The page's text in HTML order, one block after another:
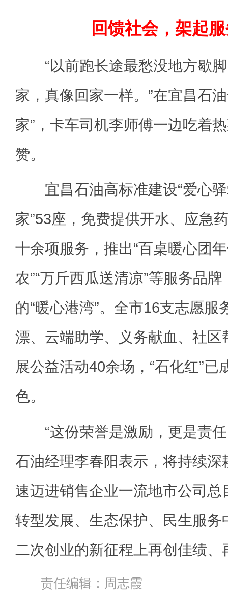
回馈社会，架起
“以前跑长途最愁没地方歇脚
家，真像回家一样。”在宜昌石
家”，卡车司机李师傅一边吃着
赞。
宜昌石油高标准建设“爱心驿
家”53座，免费提供开水、应急
十余项服务，推出“百桌暖心团
农”“万斤西瓜送清凉”等服务品
的“暖心港湾”。全市16支志愿服
漂、云端助学、义务献血、社区
展公益活动40余场，“石化红”已
色。
“这份荣誉是激励，更是责任
石油经理李春阳表示，将持续深
速迈进销售企业一流地市公司
转型发展、生态保护、民生服务
二次创业的新征程上再创佳绩、
责任编辑：周志霞